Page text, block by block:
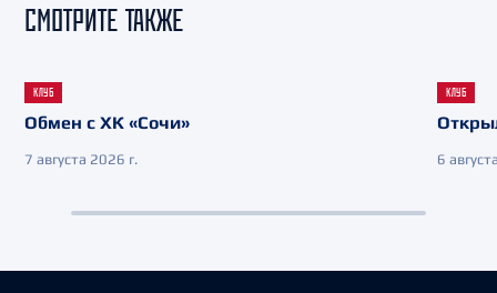
СМОТРИТЕ ТАКЖЕ
КЛУБ
Обмен с ХК «Сочи»
7 августа 2026 г.
КЛУБ
6